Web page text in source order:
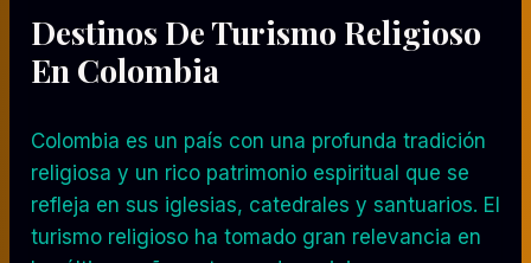
A
E
U
R
Í
Destinos De Turismo Religioso
En Colombia
Colombia es un país con una profunda tradición
religiosa y un rico patrimonio espiritual que se
refleja en sus iglesias, catedrales y santuarios. El
turismo religioso ha tomado gran relevancia en